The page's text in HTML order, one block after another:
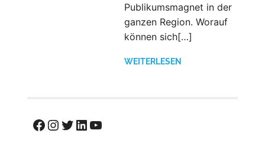
Publikumsmagnet in der
ganzen Region. Worauf
können sich[…]
WEITERLESEN
Facebook
Instagram
Twitter
LinkedIn
YouTube